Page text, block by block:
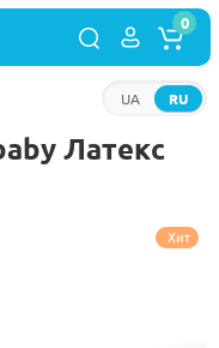
RU
UA
0
Латекс
Хит